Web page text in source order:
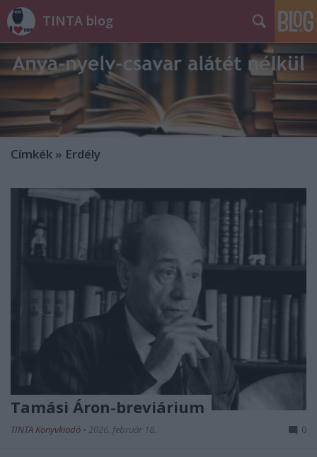
TINTA blog
Címkék » Erdély
Tamási Áron-breviárium
TINTA Könyvkiadó • 2026. február 18. 0